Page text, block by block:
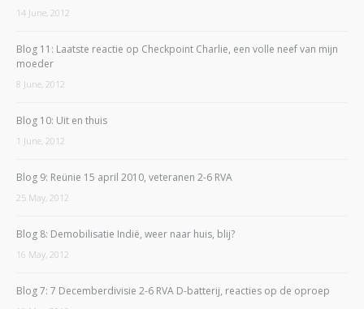
14 June, 2012
Blog 11: Laatste reactie op Checkpoint Charlie, een volle neef van mijn
moeder
8 June, 2012
Blog 10: Uit en thuis
1 June, 2012
Blog 9: Reünie 15 april 2010, veteranen 2-6 RVA
25 May, 2012
Blog 8: Demobilisatie Indië, weer naar huis, blij?
16 May, 2012
Blog 7: 7 Decemberdivisie 2-6 RVA D-batterij, reacties op de oproep